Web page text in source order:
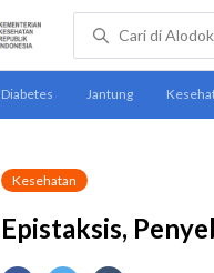
Kesehatan
Epistaksis,